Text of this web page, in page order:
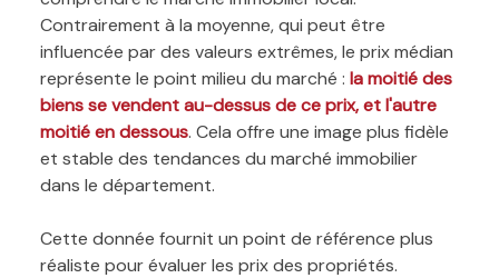
Contrairement à la moyenne, qui peut être
influencée par des valeurs extrêmes, le prix médian
représente le point milieu du marché : la moitié des
biens se vendent au-dessus de ce prix, et l'autre
moitié en dessous. Cela offre une image plus fidèle
et stable des tendances du marché immobilier
dans le département.
Cette donnée fournit un point de référence plus
réaliste pour évaluer les prix des propriétés.